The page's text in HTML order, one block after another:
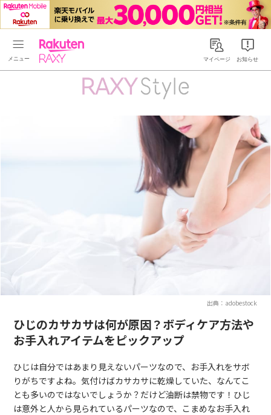
Rakuten RAXYマイページ お知らせ
出典：adobestock
ひじのカサカサは何が原因？ボディケア方法や
お手入れアイテムをピックアップ
ひじは自分ではあまり見えないパーツなので、お手入れをサボ
りがちですよね。気付けばカサカサに乾燥していた、なんてこ
とも多いのではないでしょうか？だけど油断は禁物です！ひじ
は意外と人から見られているパーツなので、こまめなお手入れ